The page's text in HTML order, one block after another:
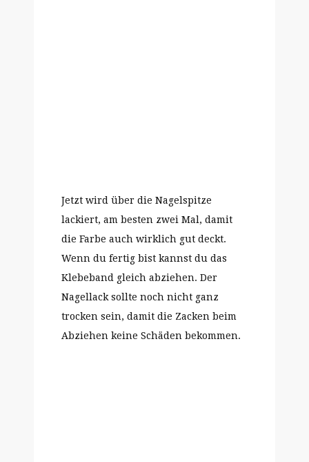
Jetzt wird über die Nagelspitze
lackiert, am besten zwei Mal, damit
die Farbe auch wirklich gut deckt.
Wenn du fertig bist kannst du das
Klebeband gleich abziehen. Der
Nagellack sollte noch nicht ganz
trocken sein, damit die Zacken beim
Abziehen keine Schäden bekommen.